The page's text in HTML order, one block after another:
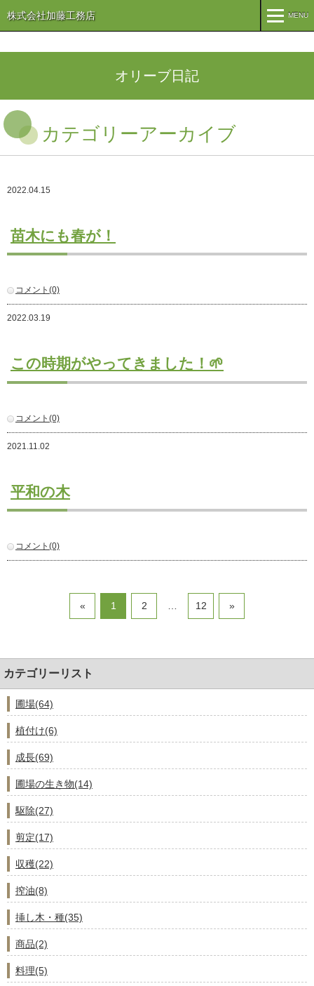
株式会社加藤工務店 MENU
コンセプト 会社概要
事業案内
公共施設 PFI事業
医療・福祉施設・幼稚園
代表メッセージ
募集要項
BLOG
不動産情報
オリーブ日記
カテゴリーアーカイブ
2022.04.15
苗木にも春が！
コメント(0)
2022.03.19
この時期がやってきました！🌱
コメント(0)
2021.11.02
平和の木
コメント(0)
« 1 2 … 12 »
カテゴリーリスト
圃場(64)
植付け(6)
成長(69)
圃場の生き物(14)
駆除(27)
剪定(17)
収穫(22)
搾油(8)
挿し木・種(35)
商品(2)
料理(5)